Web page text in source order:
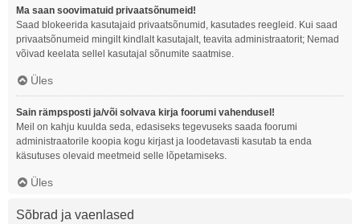
Ma saan soovimatuid privaatsõnumeid!
Saad blokeerida kasutajaid privaatsõnumid, kasutades reegleid. Kui saad
privaatsõnumeid mingilt kindlalt kasutajalt, teavita administraatorit; Nemad
võivad keelata sellel kasutajal sõnumite saatmise.
Üles
Sain rämpsposti ja/või solvava kirja foorumi vahendusel!
Meil on kahju kuulda seda, edasiseks tegevuseks saada foorumi
administraatorile koopia kogu kirjast ja loodetavasti kasutab ta enda
käsutuses olevaid meetmeid selle lõpetamiseks.
Üles
Sõbrad ja vaenlased